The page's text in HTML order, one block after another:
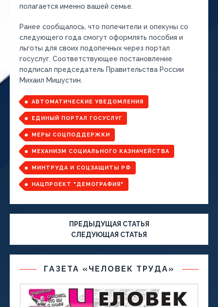
полагается именно вашей семье.
Ранее сообщалось, что попечители и опекуны со
следующего года смогут оформлять пособия и
льготы для своих подопечных через портал
госуслуг. Соответствующее постановление
подписал председатель Правительства России
Михаил Мишустин.
АВТОМАТИЧЕСКИЕ УВЕДОМЛЕНИЯ
ЕДИНЫЙ ПОРТАЛ ГОСУСЛУГ
МЕРЫ СОЦПОДДЕРЖКИ
МЕХАНИЗМ СОЦИАЛЬНОГО КАЗНАЧЕЙСТВА
МИНТРУДА И СОЦЗАЩИТЫ РФ
НАЦПРОЕКТ "ДЕМОГРАФИЯ"
ПРЕДЫДУЩАЯ СТАТЬЯ
СЛЕДУЮЩАЯ СТАТЬЯ
ГАЗЕТА «ЧЕЛОВЕК ТРУДА»